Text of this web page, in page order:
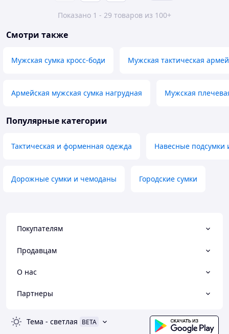
Показано 1 - 29 товаров из 100+
Смотри также
Мужская сумка кросс-боди Мужская тактическая
Армейская мужская сумка нагрудная Мужская
Популярные категории
Тактическая и форменная одежда Навесные подсумки
Дорожные сумки и чемоданы Городские сумки
Покупателям
Продавцам
О нас
Партнеры
Тема - светлая BETA